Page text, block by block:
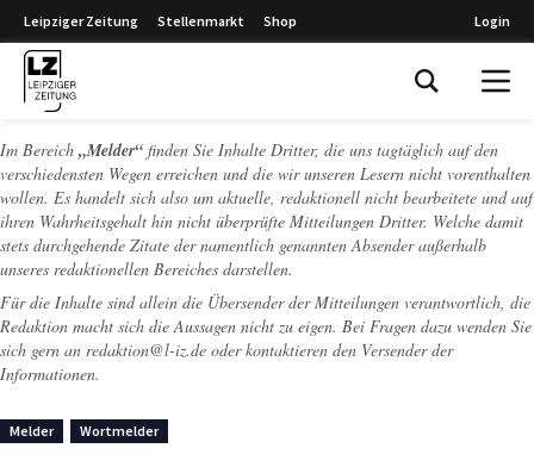
Leipziger Zeitung Stellenmarkt Shop Login
Im Bereich „Melder“ finden Sie Inhalte Dritter, die uns tagtäglich auf den
verschiedensten Wegen erreichen und die wir unseren Lesern nicht vorenthalten
wollen. Es handelt sich also um aktuelle, redaktionell nicht bearbeitete und auf
ihren Wahrheitsgehalt hin nicht überprüfte Mitteilungen Dritter. Welche damit
stets durchgehende Zitate der namentlich genannten Absender außerhalb
unseres redaktionellen Bereiches darstellen.
Für die Inhalte sind allein die Übersender der Mitteilungen verantwortlich, die
Redaktion macht sich die Aussagen nicht zu eigen. Bei Fragen dazu wenden Sie
sich gern an redaktion@l-iz.de oder kontaktieren den Versender der
Informationen.
Melder Wortmelder